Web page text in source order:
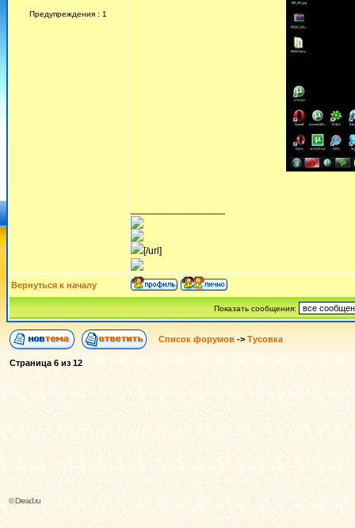
Предупреждения : 1
[/url]
Вернуться к началу
Показать сообщения:
Список форумов -> Тусовка
Страница 6из 12
© Dread.ru